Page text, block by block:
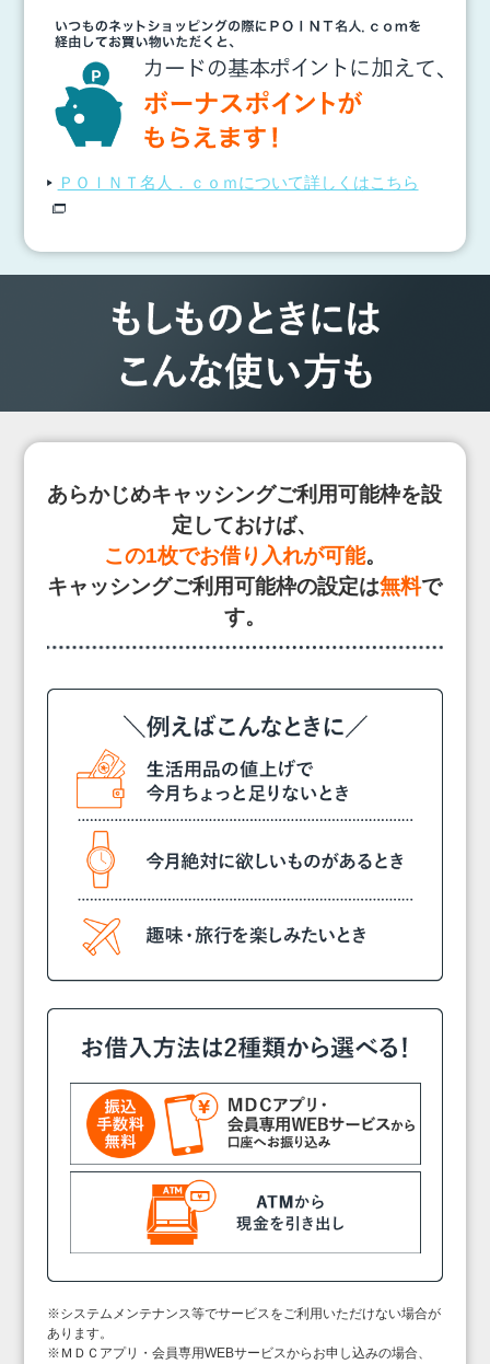
ＰＯＩＮＴ名人．ｃｏｍについて詳しくはこちら
あらかじめキャッシングご利用可能枠を設
定しておけば、
この1枚でお借り入れが可能。
キャッシングご利用可能枠の設定は無料で
す。
※システムメンテナンス等でサービスをご利用いただけない場合が
あります。
※ＭＤＣアプリ・会員専用WEBサービスからお申し込みの場合、